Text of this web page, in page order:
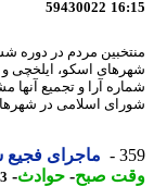
59430022
مردم در دوره ششم
اسکو، ایلخچی و
آرا و تجمیع آنها
اسلامی در شهرهای
ماجرای فجیع
صبح-حوادث -63 ماه پیش - شنبه 22 خرداد 1400، 14:25